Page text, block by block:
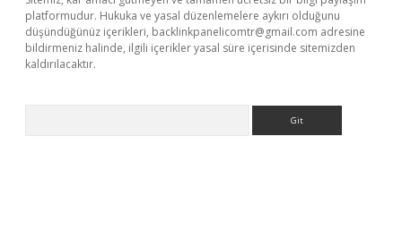
platformudur. Hukuka ve yasal düzenlemelere aykırı olduğunu
düşündüğünüz içerikleri, backlinkpanelicomtr@gmail.com adresine
bildirmeniz halinde, ilgili içerikler yasal süre içerisinde sitemizden
kaldırılacaktır.